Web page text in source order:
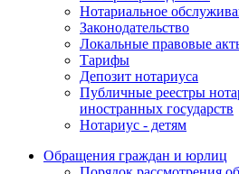
Нотариальное
Законодательство
Локальные правовые
Тарифы
Депозит нотариуса
Публичные реестры
иностранных государств
Нотариус - детям
Обращения граждан и юрлиц